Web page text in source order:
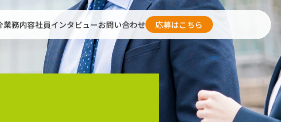
業務内容社員インタビューお問い合わせ 応募はこちら